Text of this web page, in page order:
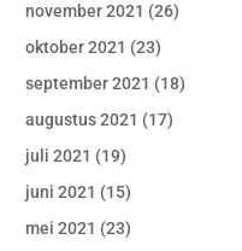
november 2021 (26)
oktober 2021 (23)
september 2021 (18)
augustus 2021 (17)
juli 2021 (19)
juni 2021 (15)
mei 2021 (23)